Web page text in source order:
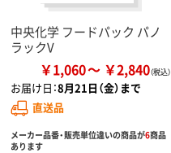
中央化学 フードパック パノ
ラックV
￥1,060 ￥2,840
お届け日：8月21日（金）まで
直送品
メーカー品番・販売単位違いの商品が6商品
あります